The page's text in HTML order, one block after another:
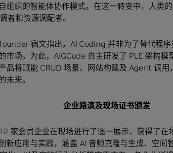
组织的智能体协作模式。在这一转变中，人类
者和资源调配者。
宿文指出，AI Coding 并非为了替代程序
市场。为此，AIGCode 自主研发了 PLE 架构
品将赋能 CRUD 场景、网站构建及 Agent 调
未来。
企业路演及现场证书颁发
家会员企业在现场进行了逐一展示，获得了在
新应用与实践，涵盖 AI 音频克隆与生成、空间